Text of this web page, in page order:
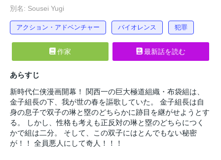
別名: Sousei Yugi
アクション・アドベンチャー バイオレンス 犯罪
作家 最新話を読む
あらすじ
新時代仁侠漫画開幕！ 関西一の巨大極道組織・布袋組は、
金子組長の下、我が世の春を謳歌していた。 金子組長は自
身の息子で双子の琳と塁のどちらかに跡目を継がせようとす
る。 しかし、性格も考えも正反対の琳と塁のどちらにつく
かで組は二分。 そして、この双子にはとんでもない秘密
が！！ 全員悪人にして奇人！！！